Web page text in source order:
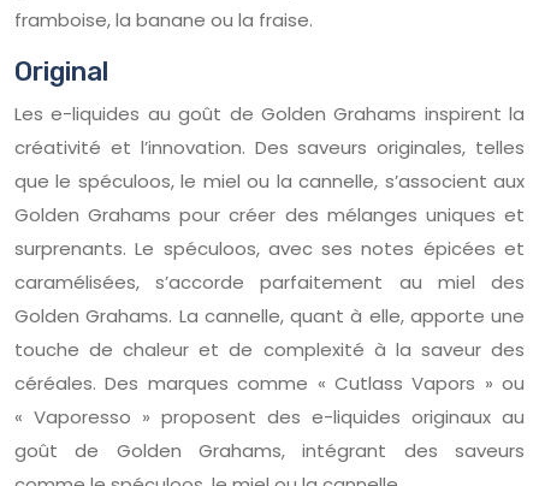
framboise, la banane ou la fraise.
Original
Les e-liquides au goût de Golden Grahams inspirent la
créativité et l’innovation. Des saveurs originales, telles
que le spéculoos, le miel ou la cannelle, s’associent aux
Golden Grahams pour créer des mélanges uniques et
surprenants. Le spéculoos, avec ses notes épicées et
caramélisées, s’accorde parfaitement au miel des
Golden Grahams. La cannelle, quant à elle, apporte une
touche de chaleur et de complexité à la saveur des
céréales. Des marques comme « Cutlass Vapors » ou
« Vaporesso » proposent des e-liquides originaux au
goût de Golden Grahams, intégrant des saveurs